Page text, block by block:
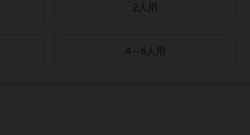
2人用
4～8人用